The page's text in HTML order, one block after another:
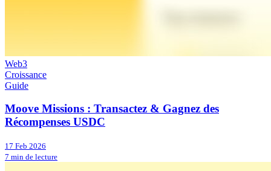
Web3
Croissance
Guide
Moove Missions : Transactez & Gagnez des
Récompenses USDC
17 Feb 2026
7 min de lecture